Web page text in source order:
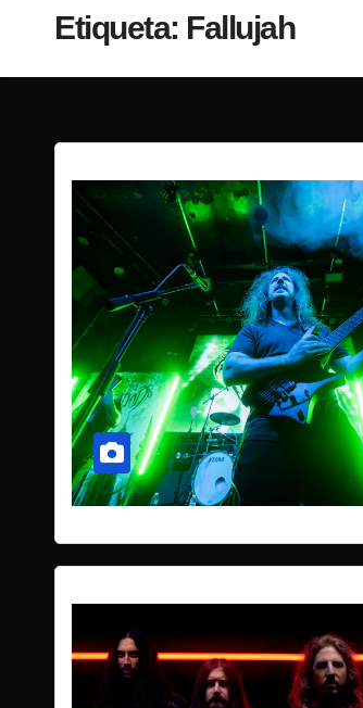
Etiqueta: Fallujah